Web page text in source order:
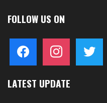
FOLLOW US ON
facebook instagram twitter
LATEST UPDATE